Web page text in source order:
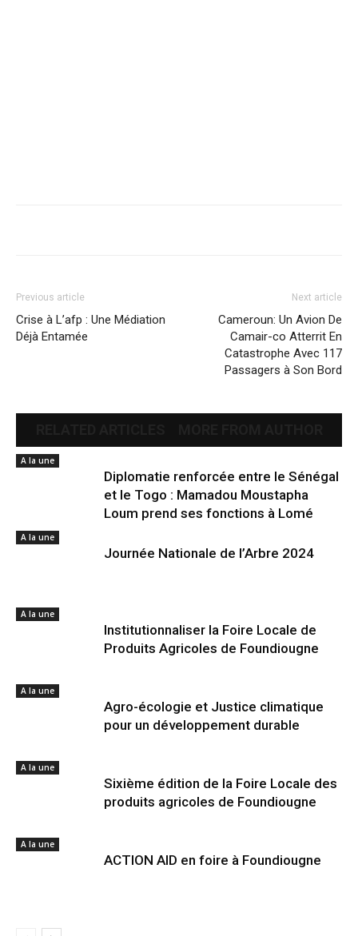
Previous article
Crise à L’afp : Une Médiation
Déjà Entamée
Next article
Cameroun: Un Avion De
Camair-co Atterrit En
Catastrophe Avec 117
Passagers à Son Bord
A la une
Diplomatie renforcée entre le Sénégal
et le Togo : Mamadou Moustapha
Loum prend ses fonctions à Lomé
A la une
Journée Nationale de l’Arbre 2024
A la une
Institutionnaliser la Foire Locale de
Produits Agricoles de Foundiougne
A la une
Agro-écologie et Justice climatique
pour un développement durable
A la une
Sixième édition de la Foire Locale des
produits agricoles de Foundiougne
A la une
ACTION AID en foire à Foundiougne